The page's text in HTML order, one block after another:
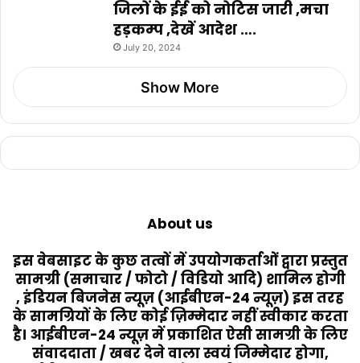
जिलों के ईई को नोटिस जारी ,मचा
हड़कम्प ,देखें आदेश ….
July 20, 2024
Show More
About us
इस वेबसाइट के कुछ तत्वों में उपयोगकर्ताओं द्वारा प्रस्तुत
सामग्री (समाचार / फोटो / विडियो आदि) शामिल होगी
, इंडियन बिजनेस न्यूज़ (आईबीएन-24 न्यूज़) इस तरह
के सामग्रियों के लिए कोई ज़िम्मेदार नहीं स्वीकार करता
है। आईबीएन-24 न्यूज़ में प्रकाशित ऐसी सामग्री के लिए
संवाददाता / खबर देने वाला स्वयं जिम्मेदार होगा,